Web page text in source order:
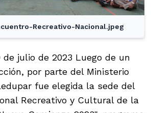
Recreativo-Nacional.jpeg
de julio de 2023 Luego de un
por parte del Ministerio
fue elegida la sede del
Recreativo y Cultural de la